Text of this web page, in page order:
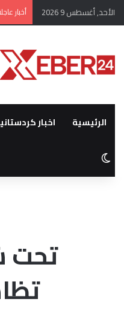
الأحد, أغسطس 9 2026 أخبار
الرئيسية اخبار
الوضع المظلم
تحت